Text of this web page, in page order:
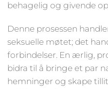
behagelig og givende
Denne prosessen
seksuelle møtet; det
forbindelser. En ærlig,
bidra til å bringe et par
hemninger og skape